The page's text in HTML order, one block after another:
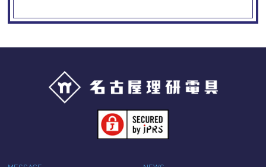
Googleアナリティクスの使用につい
当サイトでは、より良いサービスの提供、またユーザビリ
ティの向上のため、Googleアナリティクスを使用し、当サ
イトの利用状況などのデータ収集及び解析を行っておりま
す。その際、「Cookie」を通じて、Googleがお客様のIPア
ドレスなどの情報を収集する場合がありますが、
「Cookie」で収集される情報は個人を特定できるものでは
収集されたデータはGoogleのプライバシーポリシーにおい